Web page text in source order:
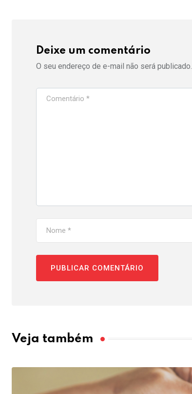
Deixe um comentário
O seu endereço de e-mail não será publicado.
Veja também